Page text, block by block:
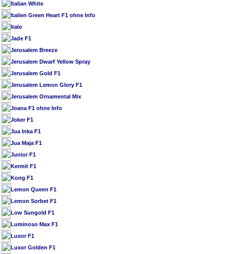
Italian White
Italien Green Heart F1 ohne Info
Italo
Jade F1
Jerusalem Breeze
Jerusalem Dwarf Yellow Spray
Jerusalem Gold F1
Jerusalem Lemon Glory F1
Jerusalem Ornamental Mix
Joana F1 ohne Info
Joker F1
Jua Inka F1
Jua Maja F1
Junior F1
Kermit F1
Kong F1
Lemon Queen F1
Lemon Sorbet F1
Low Sungold F1
Luminoso Max F1
Luxor F1
Luxor Golden F1